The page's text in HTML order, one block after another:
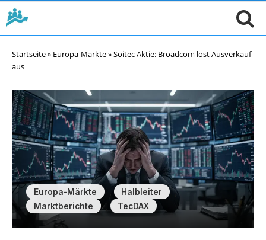
Startseite» Europa-Märkte»Soitec Aktie: Broadcom löst Ausverkauf
aus
Europa-Märkte Halbleiter ,
Marktberichte TecDAX